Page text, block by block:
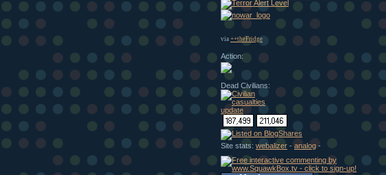
via ++theFridge
Action:
Dead Civilians:
Site stats: webalizer -analog -